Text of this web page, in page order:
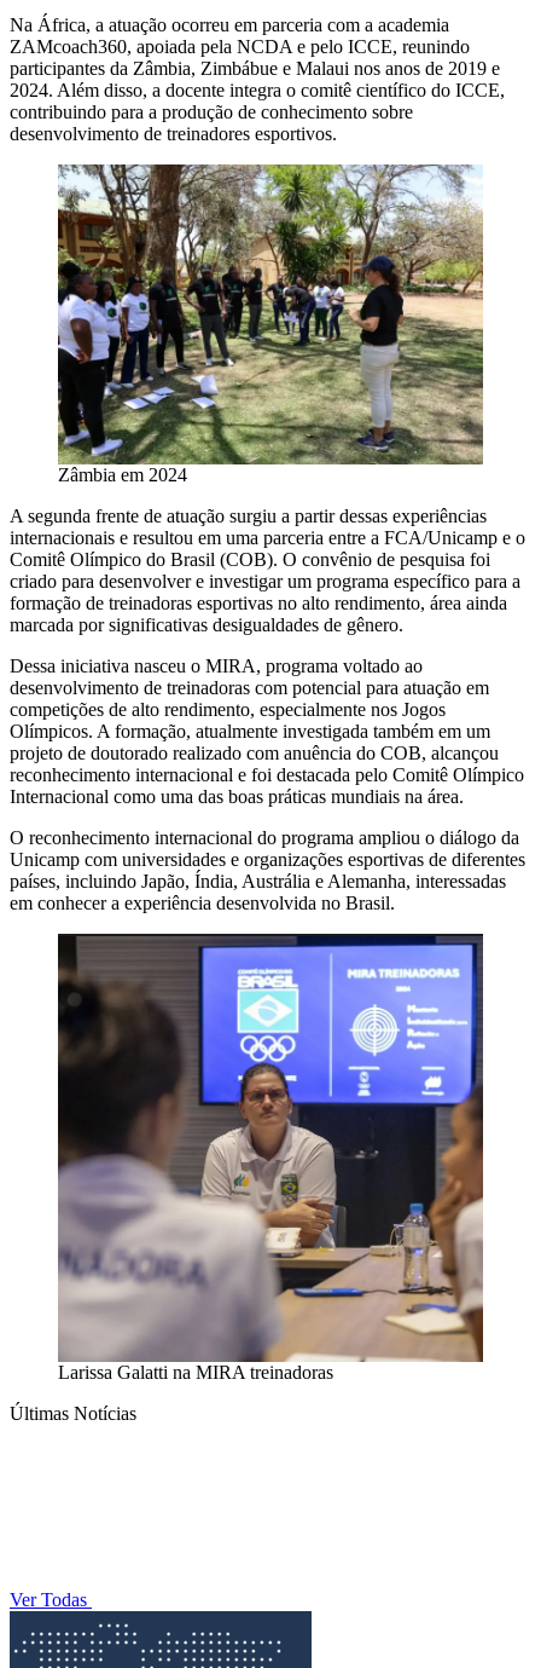
Na África, a atuação ocorreu em parceria com a academia
ZAMcoach360, apoiada pela NCDA e pelo ICCE, reunindo
participantes da Zâmbia, Zimbábue e Malaui nos anos de 2019 e
2024. Além disso, a docente integra o comitê científico do ICCE,
contribuindo para a produção de conhecimento sobre
desenvolvimento de treinadores esportivos.
Zâmbia em 2024
A segunda frente de atuação surgiu a partir dessas experiências
internacionais e resultou em uma parceria entre a FCA/Unicamp e o
Comitê Olímpico do Brasil (COB). O convênio de pesquisa foi
criado para desenvolver e investigar um programa específico para a
formação de treinadoras esportivas no alto rendimento, área ainda
marcada por significativas desigualdades de gênero.
Dessa iniciativa nasceu o MIRA, programa voltado ao
desenvolvimento de treinadoras com potencial para atuação em
competições de alto rendimento, especialmente nos Jogos
Olímpicos. A formação, atualmente investigada também em um
projeto de doutorado realizado com anuência do COB, alcançou
reconhecimento internacional e foi destacada pelo Comitê Olímpico
Internacional como uma das boas práticas mundiais na área.
O reconhecimento internacional do programa ampliou o diálogo da
Unicamp com universidades e organizações esportivas de diferentes
países, incluindo Japão, Índia, Austrália e Alemanha, interessadas
em conhecer a experiência desenvolvida no Brasil.
Larissa Galatti na MIRA treinadoras
Últimas Notícias
Ver Todas